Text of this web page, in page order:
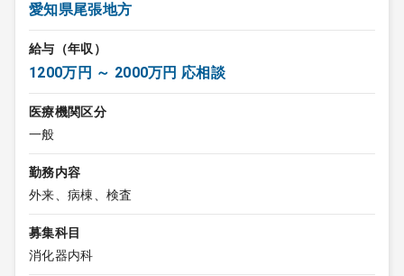
愛知県尾張地方
給与（年収）
1200万円 ～ 2000万円 応相談
医療機関区分
一般
勤務内容
外来、病棟、検査
募集科目
消化器内科